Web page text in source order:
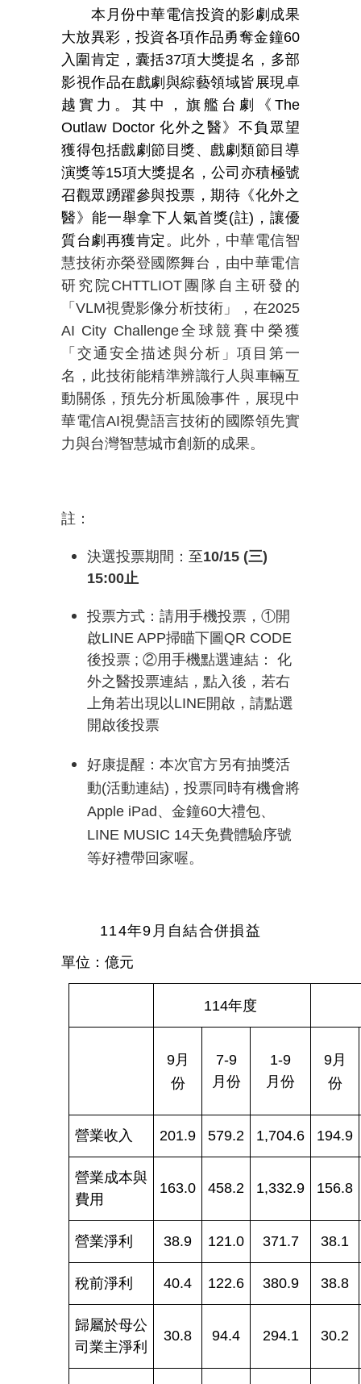
本月份中華電信投資的影劇成果
大放異彩，投資各項作品勇奪金鐘60
入圍肯定，囊括37項大獎提名，多部
影視作品在戲劇與綜藝領域皆展現卓
越實力。其中，旗艦台劇《 The
Outlaw Doctor 化外之醫》不負眾望
獲得包括戲劇節目獎、戲劇類節目導
演獎等15項大獎提名，公司亦積極號
召觀眾踴躍參與投票，期待《化外之
醫》能一舉拿下人氣首獎(註) ，讓優
質台劇再獲肯定。 此外，中華電信智
慧技術亦榮登國際舞台，由中華電信
研究院CHTTLIOT 團隊自主研發的
「VLM視覺影像分析技術」，在2025
AI City Challenge全球競賽中榮獲
「交通安全描述與分析」項目第一
名，此技術能精準辨識行人與車輛互
動關係，預先分析風險事件，展現中
華電信AI視覺語言技術的國際領先實
力與台灣智慧城市創新的成果。
註：
決選投票期間：至10/15 (三)
15:00止
投票方式：請用手機投票， ①開
啟LINE APP掃瞄下圖 QR CODE
後投票 ; ②用手機點選連結：
化
外之醫投票連結，點入後，若右
上角若出現以LINE開啟，請點選
開啟後投票
好康提醒：本次官方另有抽獎活
動(活動連結) ，投票同時有機會將
Apple iPad 、金鐘60大禮包、
LINE MUSIC 14天免費體驗序號
等好禮帶回家喔。
114年9 月自結合併損益
單位：億元
114年度
9月
份
7-9
月份
1-9
月份
9月
份
營業收入 201.9 579.2 1,704.6 194.9
營業成本與
費用
163.0 458.2 1,332.9 156.8
營業淨利 38.9 121.0 371.7 38.1
稅前淨利 40.4 122.6 380.9 38.8
歸屬於母公
司業主淨利
30.8 94.4 294.1 30.2